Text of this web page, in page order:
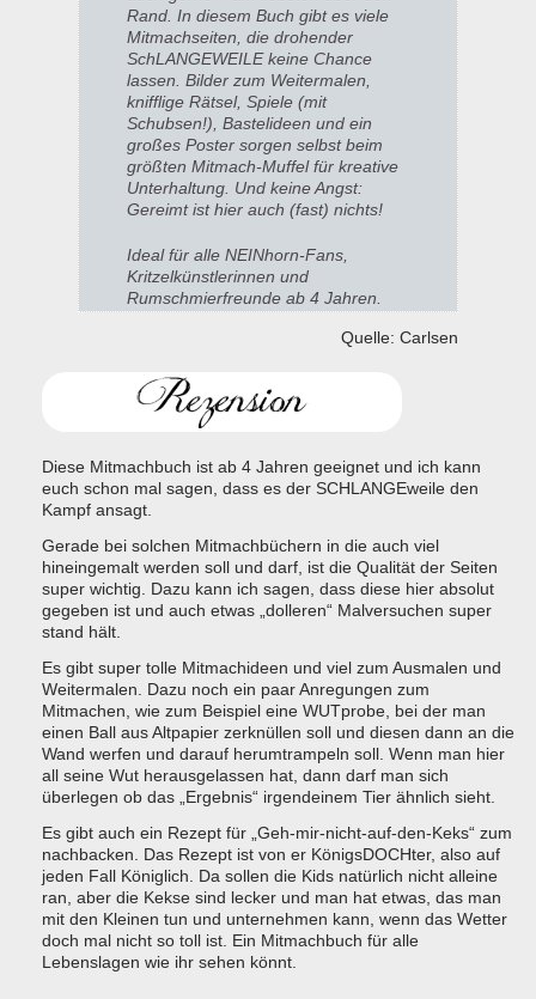
Rand. In diesem Buch gibt es viele
Mitmachseiten, die drohender
SchLANGEWEILE keine Chance
lassen. Bilder zum Weitermalen,
knifflige Rätsel, Spiele (mit
Schubsen!), Bastelideen und ein
großes Poster sorgen selbst beim
größten Mitmach-Muffel für kreative
Unterhaltung. Und keine Angst:
Gereimt ist hier auch (fast) nichts!
Ideal für alle NEINhorn-Fans,
Kritzelkünstlerinnen und
Rumschmierfreunde ab 4 Jahren.
Quelle: Carlsen
Diese Mitmachbuch ist ab 4 Jahren geeignet und ich kann
euch schon mal sagen, dass es der SCHLANGEweile den
Kampf ansagt.
Gerade bei solchen Mitmachbüchern in die auch viel
hineingemalt werden soll und darf, ist die Qualität der Seiten
super wichtig. Dazu kann ich sagen, dass diese hier absolut
gegeben ist und auch etwas „dolleren“ Malversuchen super
stand hält.
Es gibt super tolle Mitmachideen und viel zum Ausmalen und
Weitermalen. Dazu noch ein paar Anregungen zum
Mitmachen, wie zum Beispiel eine WUTprobe, bei der man
einen Ball aus Altpapier zerknüllen soll und diesen dann an die
Wand werfen und darauf herumtrampeln soll. Wenn man hier
all seine Wut herausgelassen hat, dann darf man sich
überlegen ob das „Ergebnis“ irgendeinem Tier ähnlich sieht.
Es gibt auch ein Rezept für „Geh-mir-nicht-auf-den-Keks“ zum
nachbacken. Das Rezept ist von er KönigsDOCHter, also auf
jeden Fall Königlich. Da sollen die Kids natürlich nicht alleine
ran, aber die Kekse sind lecker und man hat etwas, das man
mit den Kleinen tun und unternehmen kann, wenn das Wetter
doch mal nicht so toll ist. Ein Mitmachbuch für alle
Lebenslagen wie ihr sehen könnt.